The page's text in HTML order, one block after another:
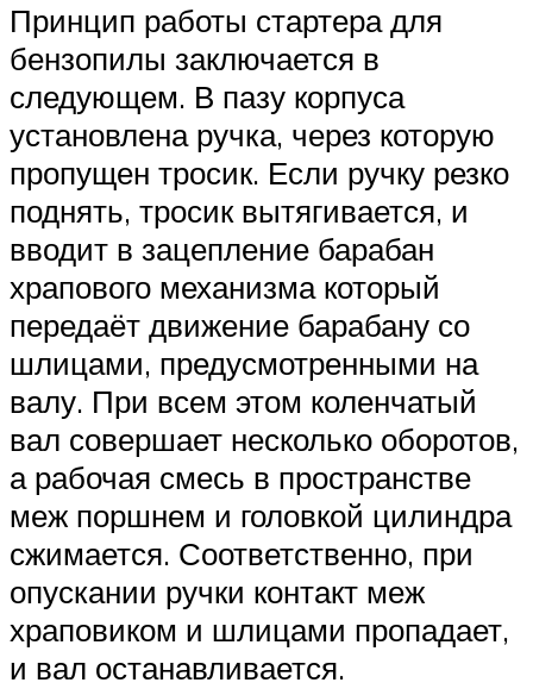
Принцип работы стартера для
бензопилы заключается в
следующем. В пазу корпуса
установлена ручка, через которую
пропущен тросик. Если ручку резко
поднять, тросик вытягивается, и
вводит в зацепление барабан
храпового механизма который
передаёт движение барабану со
шлицами, предусмотренными на
валу. При всем этом коленчатый
вал совершает несколько оборотов,
а рабочая смесь в пространстве
меж поршнем и головкой цилиндра
сжимается. Соответственно, при
опускании ручки контакт меж
храповиком и шлицами пропадает,
и вал останавливается.